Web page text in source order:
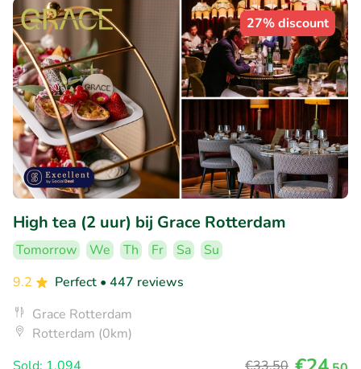
27% discount
High tea (2 uur) bij Grace Rotterdam
Tomorrow We Th Fr Sa
Su
9.2
Perfect • 447 reviews
Grace Rotterdam
Rotterdam (0km)